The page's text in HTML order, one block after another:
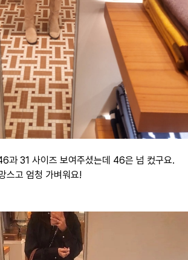
과 31 사이즈 보여주셨는데 ​46은 넘 컸구요.
스고 엄청 가벼워요!